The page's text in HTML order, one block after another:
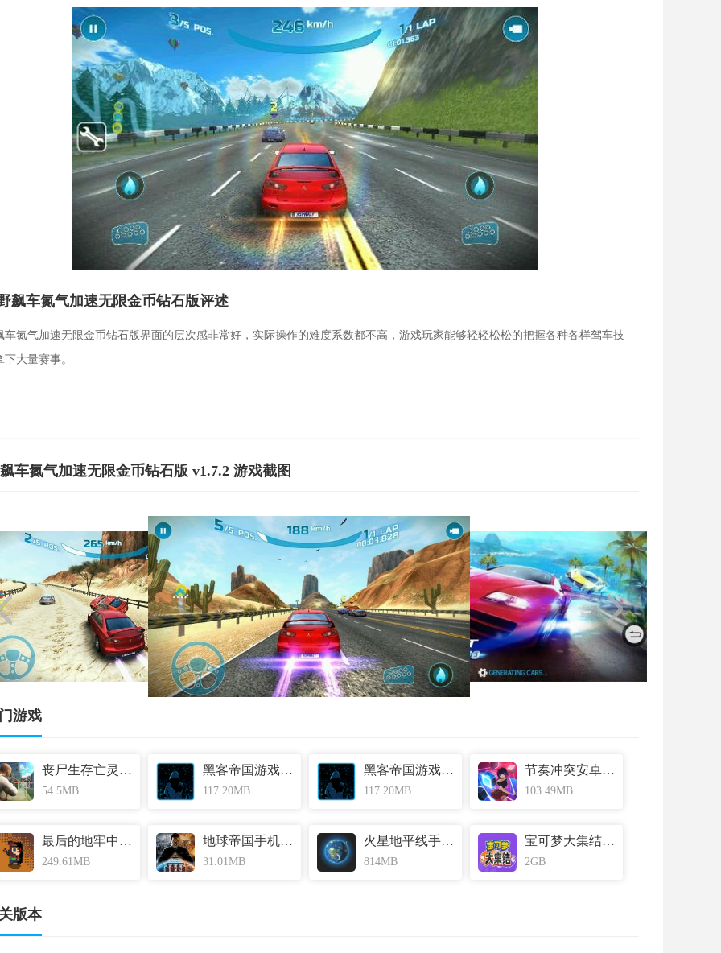
飙车氮气加速无限金币钻石版评述
车氮气加速无限金币钻石版界面的层次感非常好，实际操作的难度系数都不高，游戏玩家能够轻轻松松的把握各种各样驾车技
下大量赛事。
车氮气加速无限金币钻石版 v1.7.2 游戏截图
游戏
丧尸生存亡灵破解版 v1.6.0
54.5MB
黑客帝国游戏手机版 v13.0
117.20MB
黑客帝国游戏重制版汉化版 v13.0
117.20MB
节奏冲突安卓版 v1.0.9
103.49MB
最后的地牢中文汉化版 v1.2.6
249.61MB
地球帝国手机单机版官方版 v9.7
31.01MB
火星地平线手机安卓版 v2.0
814MB
宝可梦大集结官方手游手机版 v1.2
2GB
版本